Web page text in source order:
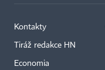
Kontakty
Tiráž redakce HN
Economia